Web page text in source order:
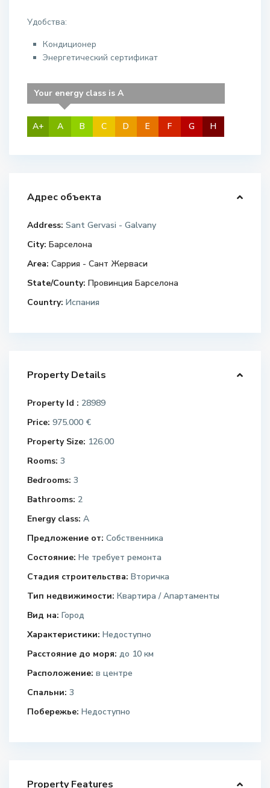
Удобства:
Кондиционер
Энергетический сертификат
A+
Your energy class is A
A B C D E F G H
Адрес объекта
Address: Sant Gervasi - Galvany
City: Барселона
Area: Саррия - Сант Жерваси
State/County: Провинция Барселона
Country: Испания
Property Details
Property Id : 28989
Price: 975.000 €
Property Size: 126.00
Rooms: 3
Bedrooms: 3
Bathrooms: 2
Energy class: A
Предложение от: Собственника
Состояние: Не требует ремонта
Стадия строительства: Вторичка
Тип недвижимости: Квартира / Апартаменты
Вид на: Город
Характеристики: Недоступно
Расстояние до моря: до 10 км
Расположение: в центре
Спальни: 3
Побережье: Недоступно
Property Features